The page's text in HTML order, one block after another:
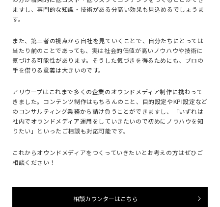
ますし、専門的な知識・技術がある分高い効果も見込めるでしょうま
す。
また、第三者の視点から自社を見ていくことで、自分たちにとっては
当たり前のことであっても、実は社会的価値が高いノウハウや技術に
気づける可能性があります。そうした気づきを得るためにも、プロの
手を借りる意義は大きいのです。
アリウープはこれまで多くの企業のオウンドメディア制作に携わって
きました。コンテンツ制作はもちろんのこと、目的設定やKPI設定など
のコンサルティング業務から請け負うことができますし、「いずれは
社内でオウンドメディア運用をしていきたいので初めにノウハウを知
りたい」といったご相談も対応可能です。
これからオウンドメディアをつくっていきたいとお考えの方はぜひご
相談ください！
相談カウンターはこちら